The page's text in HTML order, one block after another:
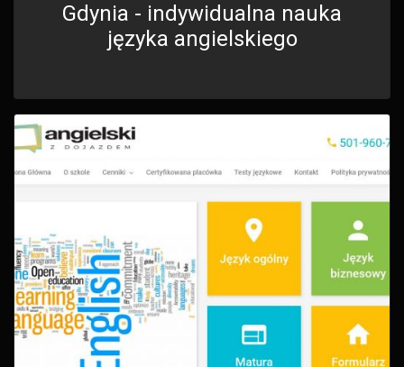
Gdynia - indywidualna nauka
języka angielskiego